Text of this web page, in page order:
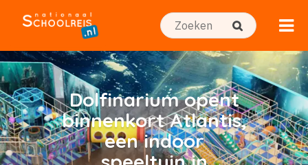
Dolfinarium opent
binnenkort Atlantis,
een indoor